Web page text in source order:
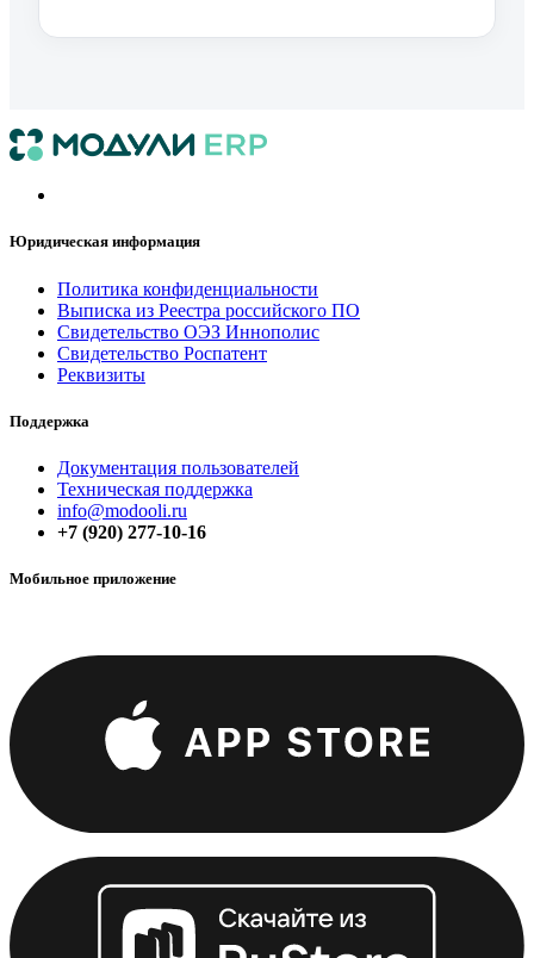
Юридическая информация
Политика конфиденциальнос​​ти
Выписка из Реестра российского ПО
Свидетельство ОЭЗ Иннополис
Свидетельство Роспатент
Реквизиты
Поддержка
Документация пользователей
Техническая поддержка
info@modooli.ru
+7 (920) 277-10-16
Мобильное приложение